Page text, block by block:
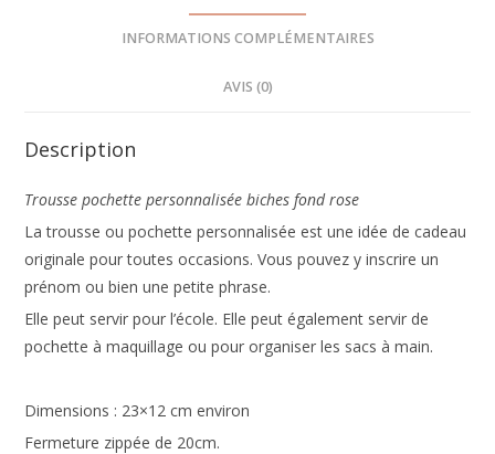
INFORMATIONS COMPLÉMENTAIRES
AVIS (0)
Description
Trousse pochette personnalisée biches fond rose
La trousse ou pochette personnalisée est une idée de cadeau
originale pour toutes occasions. Vous pouvez y inscrire un
prénom ou bien une petite phrase.
Elle peut servir pour l’école. Elle peut également servir de
pochette à maquillage ou pour organiser les sacs à main.
Dimensions : 23×12 cm environ
Fermeture zippée de 20cm.